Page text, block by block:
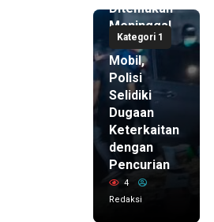
Kategori 1
Ditemukan
Meninggal
di Dalam
Mobil,
Polisi
Selidiki
Dugaan
Keterkaitan
dengan
Pencurian
4
Redaksi